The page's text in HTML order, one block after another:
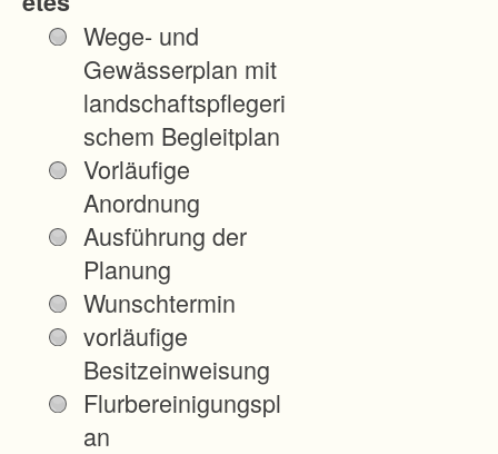
Wege- und
Gewässerplan mit
landschaftspflegeri
schem Begleitplan
Vorläufige
Anordnung
Ausführung der
Planung
Wunschtermin
vorläufige
Besitzeinweisung
Flurbereinigungspl
an